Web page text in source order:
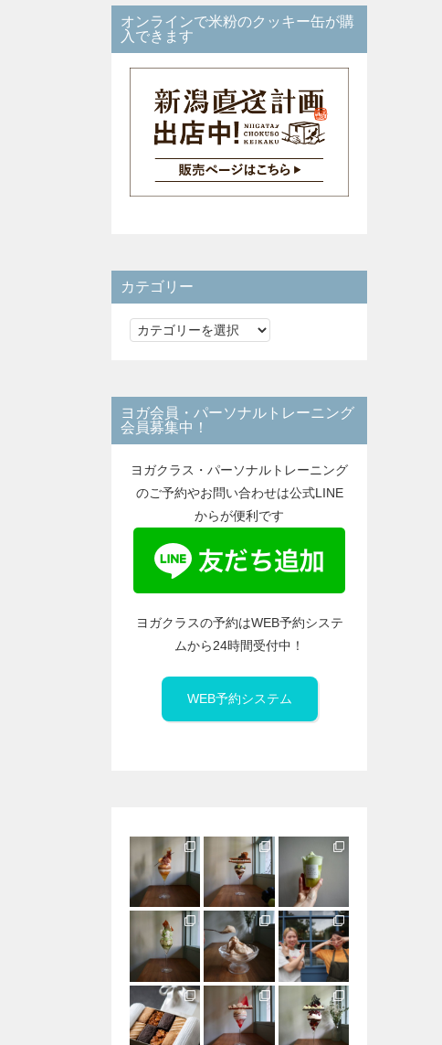
オンラインで米粉のクッキー缶が購
入できます
カテゴリー
カ
リ
ー
ヨガ会員・パーソナルトレーニング
会員募集中！
ヨガクラス・パーソナルトレーニング
のご予約やお問い合わせは公式LINE
からが便利です
ヨガクラスの予約はWEB予約システ
ムから24時間受付中！
WEB予約システム